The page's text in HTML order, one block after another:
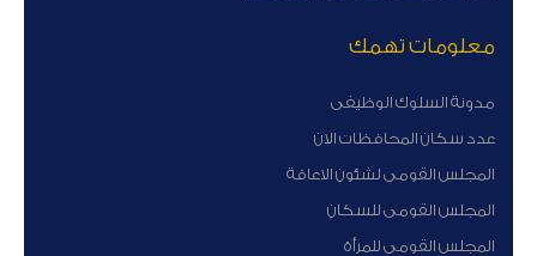
معلومات تهمك
مدونة السلوك الوظيفى
عدد سكان المحافظات الان
المجلس القومى لشئون الاعاقة
المجلس القومى للسكان
المجلس القومى للمرأة